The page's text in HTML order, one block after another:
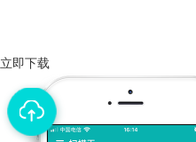
立即下载